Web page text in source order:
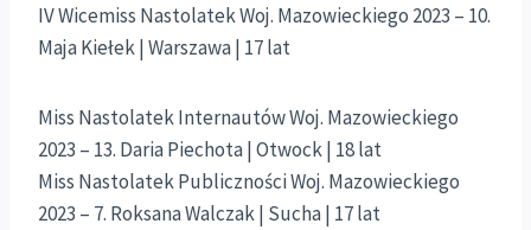
IV Wicemiss Nastolatek Woj. Mazowieckiego 2023 – 10.
Maja Kiełek | Warszawa | 17 lat
Miss Nastolatek Internautów Woj. Mazowieckiego
2023 – 13. Daria Piechota | Otwock | 18 lat
Miss Nastolatek Publiczności Woj. Mazowieckiego
2023 – 7. Roksana Walczak | Sucha | 17 lat